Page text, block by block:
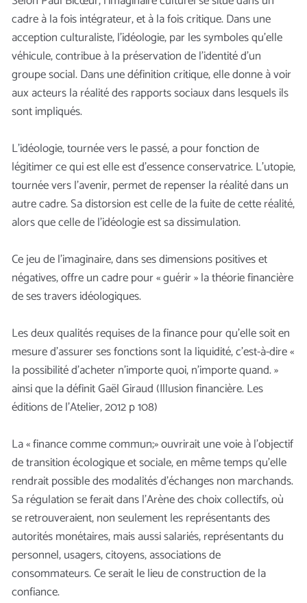
cadre à la fois intégrateur, et à la fois critique. Dans une
acception culturaliste, l’idéologie, par les symboles qu’elle
véhicule, contribue à la préservation de l’identité d’un
groupe social. Dans une définition critique, elle donne à voir
aux acteurs la réalité des rapports sociaux dans lesquels ils
sont impliqués.
L’idéologie, tournée vers le passé, a pour fonction de
légitimer ce qui est elle est d’essence conservatrice. L’utopie,
tournée vers l’avenir, permet de repenser la réalité dans un
autre cadre. Sa distorsion est celle de la fuite de cette réalité,
alors que celle de l’idéologie est sa dissimulation.
Ce jeu de l’imaginaire, dans ses dimensions positives et
négatives, offre un cadre pour « guérir » la théorie financière
de ses travers idéologiques.
Les deux qualités requises de la finance pour qu’elle soit en
mesure d’assurer ses fonctions sont la liquidité, c’est-à-dire «
la possibilité d’acheter n’importe quoi, n’importe quand. »
ainsi que la définit Gaël Giraud (Illusion financière. Les
éditions de l’Atelier, 2012 p 108)
La « finance comme commun;» ouvrirait une voie à l’objectif
de transition écologique et sociale, en même temps qu’elle
rendrait possible des modalités d’échanges non marchands.
Sa régulation se ferait dans l’Arène des choix collectifs, où
se retrouveraient, non seulement les représentants des
autorités monétaires, mais aussi salariés, représentants du
personnel, usagers, citoyens, associations de
consommateurs. Ce serait le lieu de construction de la
confiance.